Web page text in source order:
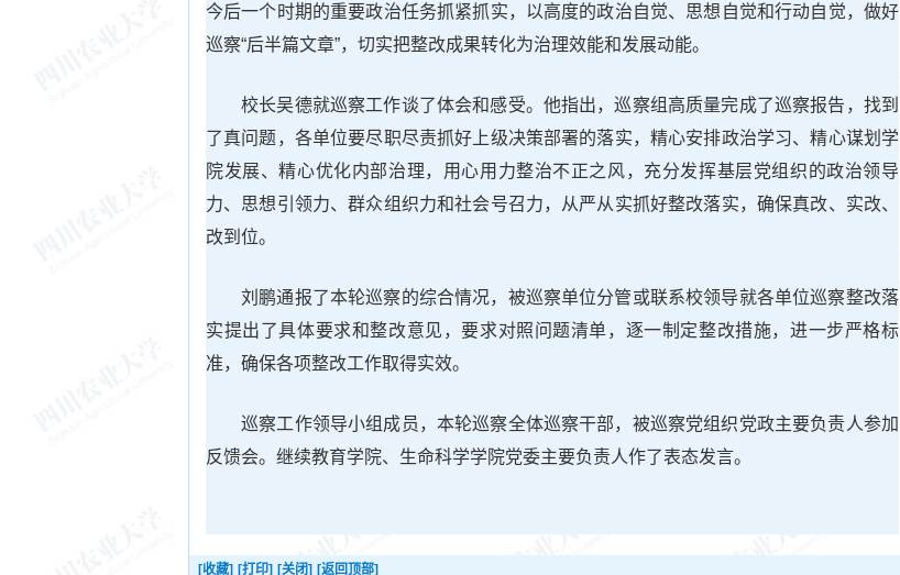
今后一个时期的重要政治任务抓紧抓实，以高度的政治自觉、思想自觉和行动自觉，做好
巡察“后半篇文章”，切实把整改成果转化为治理效能和发展动能。
校长吴德就巡察工作谈了体会和感受。他指出，巡察组高质量完成了巡察报告，找到
了真问题，各单位要尽职尽责抓好上级决策部署的落实，精心安排政治学习、精心谋划学
院发展、精心优化内部治理，用心用力整治不正之风，充分发挥基层党组织的政治领导
力、思想引领力、群众组织力和社会号召力，从严从实抓好整改落实，确保真改、实改、
改到位。
刘鹏通报了本轮巡察的综合情况，被巡察单位分管或联系校领导就各单位巡察整改落
实提出了具体要求和整改意见，要求对照问题清单，逐一制定整改措施，进一步严格标
准，确保各项整改工作取得实效。
巡察工作领导小组成员，本轮巡察全体巡察干部，被巡察党组织党政主要负责人参加
反馈会。继续教育学院、生命科学学院党委主要负责人作了表态发言。
[收藏] [打印] [关闭] [返回顶部]